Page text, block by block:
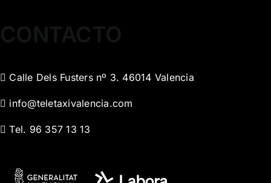
Calle Dels Fusters nº 3. 46014 Valencia
info@teletaxivalencia.com
Tel. 96 357 13 13